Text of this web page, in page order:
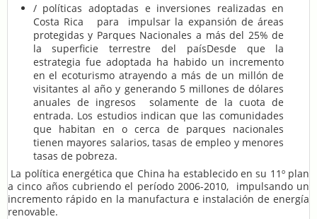
/ políticas adoptadas e inversiones realizadas en
Costa Rica para impulsar la expansión de áreas
protegidas y Parques Nacionales a más del 25% de
la superficie terrestre del paísDesde que la
estrategia fue adoptada ha habido un incremento
en el ecoturismo atrayendo a más de un millón de
visitantes al año y generando 5 millones de dólares
anuales de ingresos solamente de la cuota de
entrada. Los estudios indican que las comunidades
que habitan en o cerca de parques nacionales
tienen mayores salarios, tasas de empleo y menores
tasas de pobreza.
La política energética que China ha establecido en su 11º plan
a cinco años cubriendo el período 2006-2010, impulsando un
incremento rápido en la manufactura e instalación de energía
renovable.